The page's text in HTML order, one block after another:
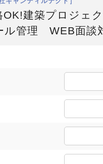
OK!建築プロジェ
ル管理 WEB面談